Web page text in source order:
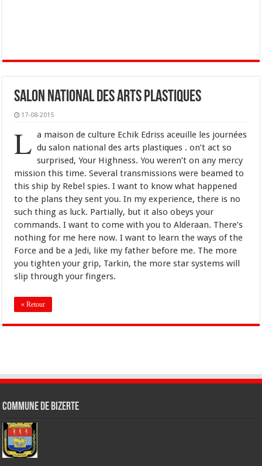
Salon national des arts plastiques
17-08-2015
L a maison de culture Echik Edriss aceuille les journées
du salon national des arts plastiques . on’t act so
surprised, Your Highness. You weren’t on any mercy
mission this time. Several transmissions were beamed to
this ship by Rebel spies. I want to know what happened
to the plans they sent you. In my experience, there is no
such thing as luck. Partially, but it also obeys your
commands. I want to come with you to Alderaan. There’s
nothing for me here now. I want to learn the ways of the
Force and be a Jedi, like my father before me. The more
you tighten your grip, Tarkin, the more star systems will
slip through your fingers.
« Retour
Commune de Bizerte